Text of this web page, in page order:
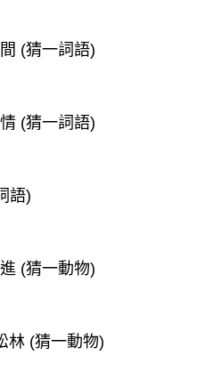
(猜一詞語)
(猜一詞語)
語)
(猜一動物)
林 (猜一動物)